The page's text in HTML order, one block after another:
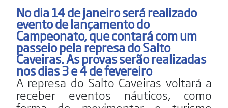
No dia 14 de janeiro será realizado
evento de lançamento do
Campeonato, que contará com um
passeio pela represa do Salto
Caveiras. As provas serão realizadas
nos dias 3 e 4 de fevereiro
A represa do Salto Caveiras voltará a
receber eventos náuticos, como